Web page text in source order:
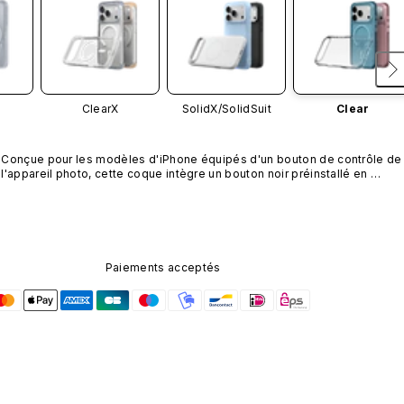
ClearX SolidX/SolidSuit Clear
Conçue pour les modèles d'iPhone équipés d'un bouton de contrôle de
l'appareil photo, cette coque intègre un bouton noir préinstallé en
Paiements acceptés